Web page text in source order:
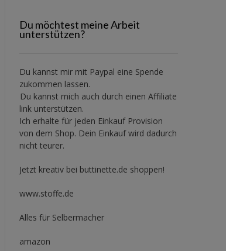
Du möchtest meine Arbeit
unterstützen?
Du kannst mir mit Paypal eine Spende
zukommen lassen.
Du kannst mich auch durch einen Affiliate
link unterstützen.
Ich erhalte für jeden Einkauf Provision
von dem Shop. Dein Einkauf wird dadurch
nicht teurer.
Jetzt kreativ bei buttinette.de shoppen!
www.stoffe.de
Alles für Selbermacher
amazon